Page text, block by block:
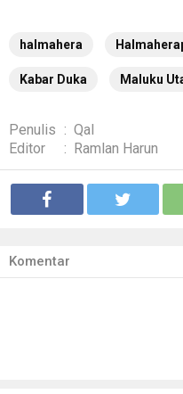
halmahera
Kabar Duka Maluku
Penulis : Qal
Editor
: Ramlan Harun
Komentar